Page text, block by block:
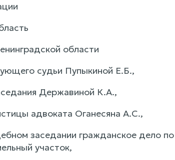
области
судьи Пупыкиной Е.Б.,
Державиной К.А.,
адвоката Оганесяна А.С.,
заседании гражданское дело
участок,